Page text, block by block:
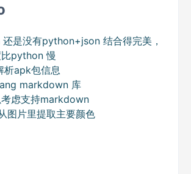
是没有python+json 结合得完美，
python 慢
析apk包信息
markdown 库
考虑支持markdown
图片里提取主要颜色